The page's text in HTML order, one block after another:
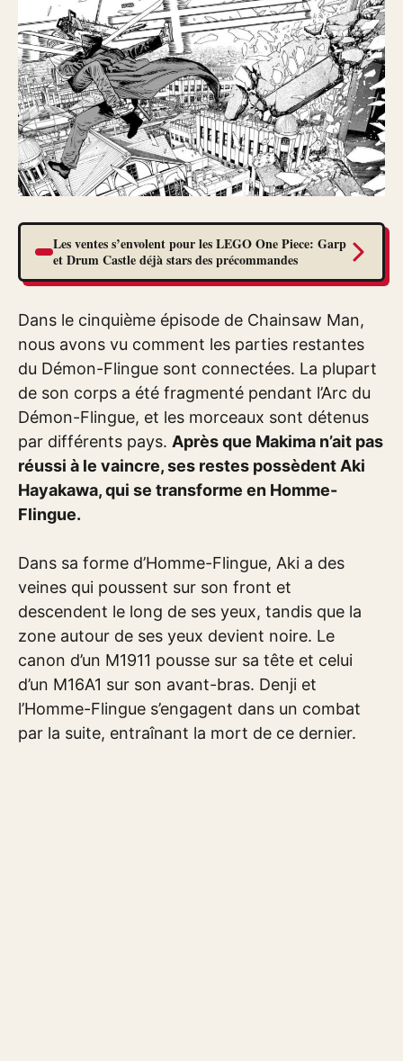
Les ventes s’envolent pour les LEGO One Piece: Garp
et Drum Castle déjà stars des précommandes
Dans le cinquième épisode de Chainsaw Man,
nous avons vu comment les parties restantes
du Démon-Flingue sont connectées. La plupart
de son corps a été fragmenté pendant l’Arc du
Démon-Flingue, et les morceaux sont détenus
par différents pays. Après que Makima n’ait pas
réussi à le vaincre, ses restes possèdent Aki
Hayakawa, qui se transforme en Homme-
Flingue.
Dans sa forme d’Homme-Flingue, Aki a des
veines qui poussent sur son front et
descendent le long de ses yeux, tandis que la
zone autour de ses yeux devient noire. Le
canon d’un M1911 pousse sur sa tête et celui
d’un M16A1 sur son avant-bras. Denji et
l’Homme-Flingue s’engagent dans un combat
par la suite, entraînant la mort de ce dernier.